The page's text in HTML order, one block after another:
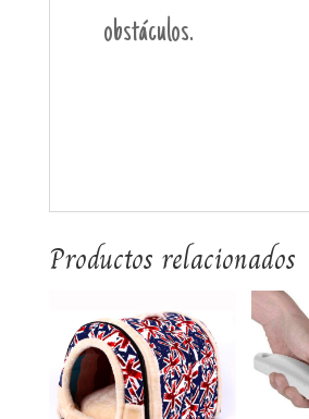
obstáculos.
Productos relacionados